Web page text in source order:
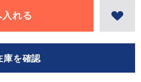
庫を確認